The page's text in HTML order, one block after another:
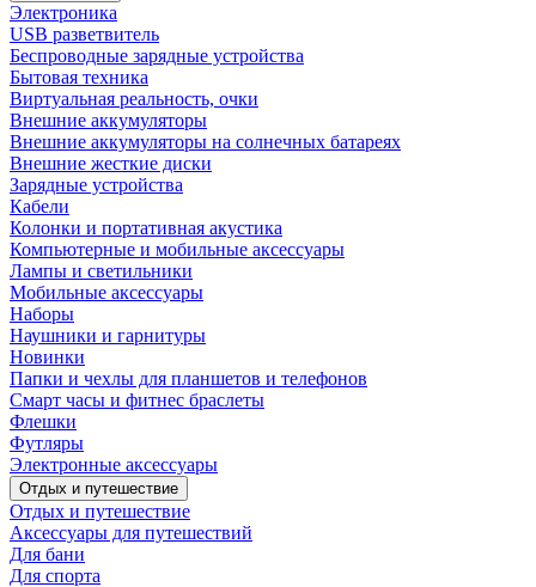
Электроника
USB разветвитель
Беспроводные зарядные устройства
Бытовая техника
Виртуальная реальность, очки
Внешние аккумуляторы
Внешние аккумуляторы на солнечных батареях
Внешние жесткие диски
Зарядные устройства
Кабели
Колонки и портативная акустика
Компьютерные и мобильные аксессуары
Лампы и светильники
Мобильные аксессуары
Наборы
Наушники и гарнитуры
Новинки
Папки и чехлы для планшетов и телефонов
Смарт часы и фитнес браслеты
Флешки
Футляры
Электронные аксессуары
Отдых и путешествие
Отдых и путешествие
Аксессуары для путешествий
Для бани
Для спорта